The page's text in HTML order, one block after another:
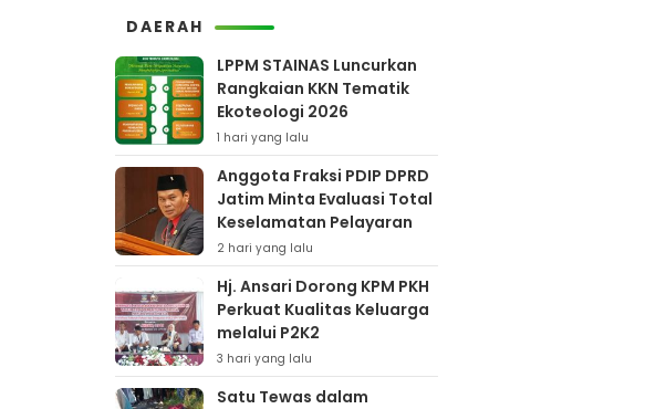
DAERAH
LPPM STAINAS Luncurkan
Rangkaian KKN Tematik
Ekoteologi 2026
1 hari yang lalu
Anggota Fraksi PDIP DPRD
Jatim Minta Evaluasi Total
Keselamatan Pelayaran
2 hari yang lalu
Hj. Ansari Dorong KPM PKH
Perkuat Kualitas Keluarga
melalui P2K2
3 hari yang lalu
Satu Tewas dalam